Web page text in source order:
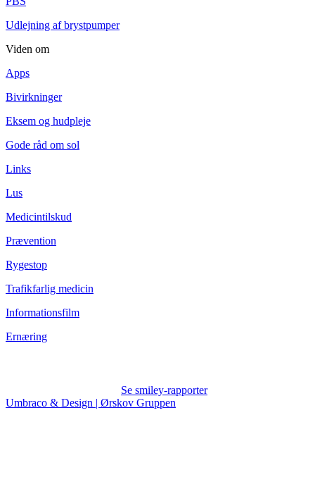
Udlejning af brystpumper
Viden om
Apps
Bivirkninger
Eksem og hudpleje
Gode råd om sol
Links
Lus
Medicintilskud
Prævention
Rygestop
Trafikfarlig medicin
Informationsfilm
Ernæring
Se smiley-rapporter
Umbraco & Design | Ørskov Gruppen